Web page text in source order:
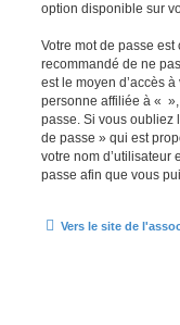
option disponible sur
Votre mot de passe
recommandé de ne
est le moyen d’accès
personne affiliée à «
passe. Si vous oubliez
de passe » qui est
votre nom d’utilisateur
passe afin que vous
Vers le site de